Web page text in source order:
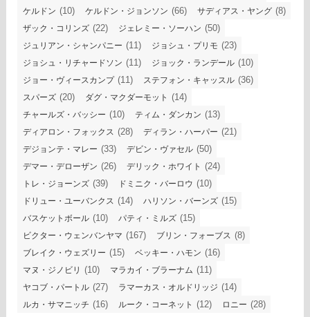
ケルドン (10) ケルドン・ジョンソン (66) サディアス・ヤング (8)
ザック・コリンズ (22) ジェレミー・ソーハン (50)
ジュリアン・シャンパニー (11) ジョシュ・プリモ (23)
ジョシュ・リチャードソン (11) ジョック・ランデール (10)
ジョー・ヴィースカンプ(11) ステフォン・キャッスル (36)
スパーズ (20) ダグ・マクダーモット (14)
チャールズ・バッシー (10) ティム・ダンカン (13)
ディアロン・フォックス (28) ディラン・ハーパー (21)
デジョンテ・マレー (33) デビン・ヴァセル (50)
デマー・デローザン (26) デリック・ホワイト (24)
トレ・ジョーンズ (39) ドミニク・バーロウ (10)
ドリュー・ユーバンクス (14) ハリソン・バーンズ (15)
バスケットボール (10) パティ・ミルズ (15)
ビクター・ウェンバンヤマ (167) ブリン・フォーブス (8)
ブレイク・ウェズリー (15) ベッキー・ハモン (16)
マヌ・ジノビリ (10) マラカイ・ブラーナム (11)
ヤコブ・パートル (27) ラマーカス・オルドリッジ (14)
ルカ・サマニッチ (16) ルーク・コーネット (12) ロニー (28)